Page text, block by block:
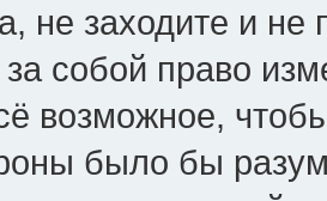
не заходите и
собой право
возможное,
было бы